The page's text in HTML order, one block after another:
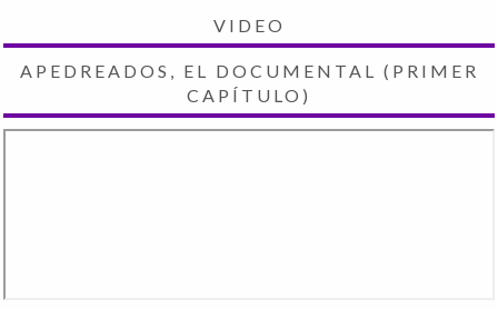
VIDEO
APEDREADOS, EL DOCUMENTAL (PRIMER
CAPÍTULO)